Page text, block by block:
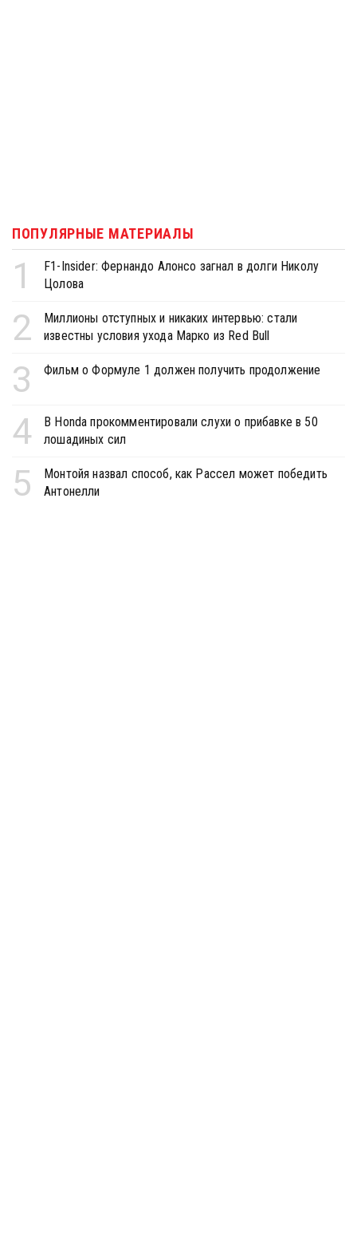
ПОПУЛЯРНЫЕ МАТЕРИАЛЫ
1
F1-Insider: Фернандо Алонсо загнал в долги Николу
Цолова
2
Миллионы отступных и никаких интервью: стали
известны условия ухода Марко из Red Bull
3 Фильм о Формуле 1 должен получить продолжение
4
В Honda прокомментировали слухи о прибавке в 50
лошадиных сил
5
Монтойя назвал способ, как Рассел может победить
Антонелли